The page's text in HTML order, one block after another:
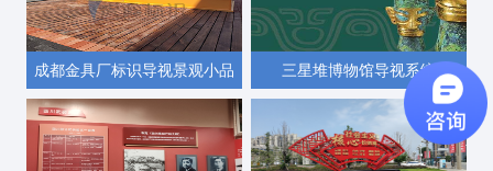
成都金具厂标识导视景观小品
制作
三星堆博物馆导视系统